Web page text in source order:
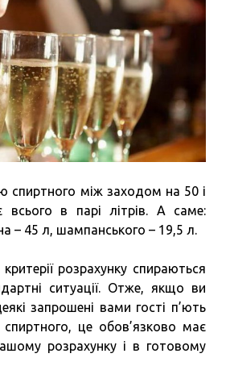
спиртного між заходом на 50 і
всього в парі літрів. А саме:
– 45 л, шампанського – 19,5 л.
розрахунку спираються
ситуації. Отже, якщо ви
запрошені вами гості п’ють
це обов’язково має
розрахунку і в готовому